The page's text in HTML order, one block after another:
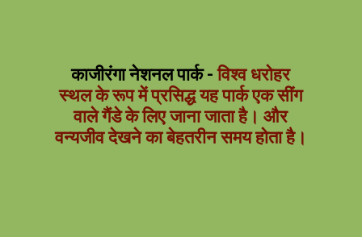
काजीरंगा नेशनल पार्क -विश्व धरोहर
स्थल के रूप में प्रसिद्ध यह पार्क एक सींग
वाले गैंडे के लिए जाना जाता है। और
वन्यजीव देखने का बेहतरीन समय होता है।